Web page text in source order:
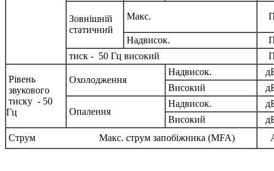
Зовнішній
статичний
Макс.
Надвисок.
тиск - 50 Гц високий
Рівень
звукового
тиску - 50
Гц
Охолодження
Надвисок.
Високий
Опалення
Надвисок.
Високий
Струм Макс. струм запобіжника (MFA)